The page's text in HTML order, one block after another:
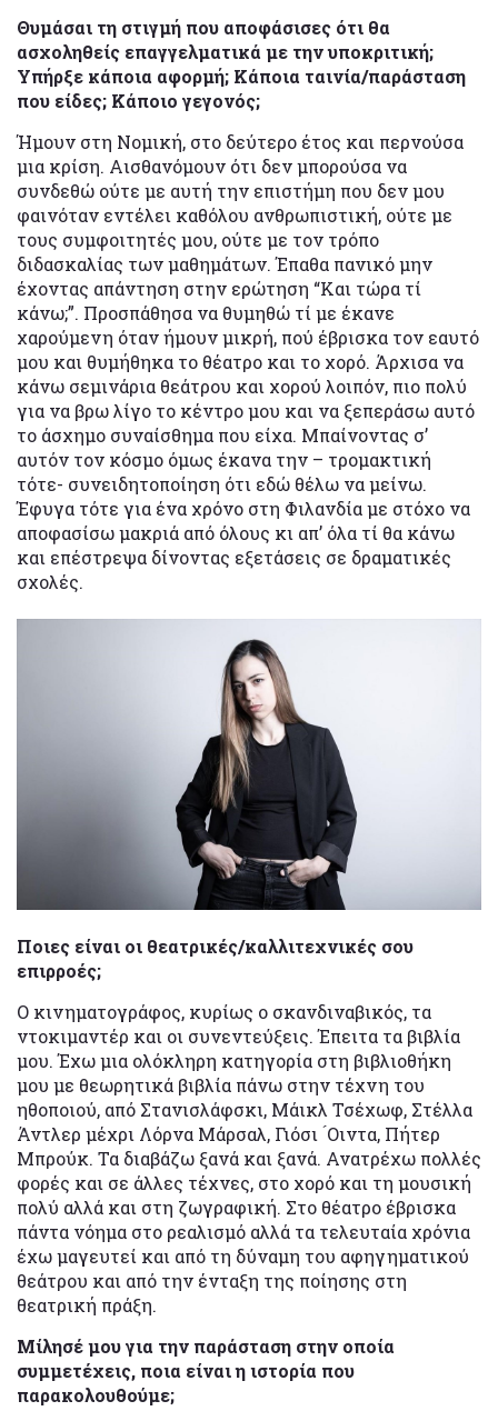
Θυμάσαι τη στιγμή που αποφάσισες ότι θα
ασχοληθείς επαγγελματικά με την υποκριτική;
Υπήρξε κάποια αφορμή; Κάποια ταινία/παράσταση
που είδες; Κάποιο γεγονός;
Ήμουν στη Νομική, στο δεύτερο έτος και περνούσα
μια κρίση. Αισθανόμουν ότι δεν μπορούσα να
συνδεθώ ούτε με αυτή την επιστήμη που δεν μου
φαινόταν εντέλει καθόλου ανθρωπιστική, ούτε με
τους συμφοιτητές μου, ούτε με τον τρόπο
διδασκαλίας των μαθημάτων. Έπαθα πανικό μην
έχοντας απάντηση στην ερώτηση “Και τώρα τί
κάνω;”. Προσπάθησα να θυμηθώ τί με έκανε
χαρούμενη όταν ήμουν μικρή, πού έβρισκα τον εαυτό
μου και θυμήθηκα το θέατρο και το χορό. Άρχισα να
κάνω σεμινάρια θεάτρου και χορού λοιπόν, πιο πολύ
για να βρω λίγο το κέντρο μου και να ξεπεράσω αυτό
το άσχημο συναίσθημα που είχα. Μπαίνοντας σ’
αυτόν τον κόσμο όμως έκανα την – τρομακτική
τότε- συνειδητοποίηση ότι εδώ θέλω να μείνω.
Έφυγα τότε για ένα χρόνο στη Φιλανδία με στόχο να
αποφασίσω μακριά από όλους κι απ’ όλα τί θα κάνω
και επέστρεψα δίνοντας εξετάσεις σε δραματικές
σχολές.
Ποιες είναι οι θεατρικές/καλλιτεχνικές σου
επιρροές;
Ο κινηματογράφος, κυρίως ο σκανδιναβικός, τα
ντοκιμαντέρ και οι συνεντεύξεις. Έπειτα τα βιβλία
μου. Έχω μια ολόκληρη κατηγορία στη βιβλιοθήκη
μου με θεωρητικά βιβλία πάνω στην τέχνη του
ηθοποιού, από Στανισλάφσκι, Μάικλ Τσέχωφ, Στέλλα
Άντλερ μέχρι Λόρνα Μάρσαλ, Γιόσι ́Οιντα, Πήτερ
Μπρούκ. Τα διαβάζω ξανά και ξανά. Ανατρέχω πολλές
φορές και σε άλλες τέχνες, στο χορό και τη μουσική
πολύ αλλά και στη ζωγραφική. Στο θέατρο έβρισκα
πάντα νόημα στο ρεαλισμό αλλά τα τελευταία χρόνια
έχω μαγευτεί και από τη δύναμη του αφηγηματικού
θεάτρου και από την ένταξη της ποίησης στη
θεατρική πράξη.
Μίλησέ μου για την παράσταση στην οποία
συμμετέχεις, ποια είναι η ιστορία που
παρακολουθούμε;